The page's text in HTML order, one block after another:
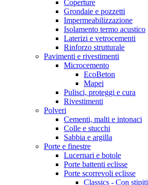
Coperture
Grondaie e pozzetti
Impermeabilizzazione
Isolamento termo acustico
Laterizi e vetrocementi
Rinforzo strutturale
Pavimenti e rivestimenti
Microcemento
EcoBeton
Mapei
Pulisci, proteggi e cura
Rivestimenti
Polveri
Cementi, malti e intonaci
Colle e stucchi
Sabbia e argilla
Porte e finestre
Lucernari e botole
Porte battenti eclisse
Porte scorrevoli eclisse
Classics - Con stipiti